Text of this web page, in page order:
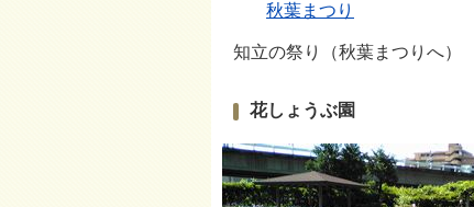
秋葉まつり
知立の祭り（秋葉まつりへ）
花しょうぶ園